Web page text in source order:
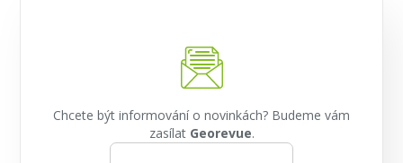
Chcete být informování o novinkách? Budeme vám
zasílat Georevue.